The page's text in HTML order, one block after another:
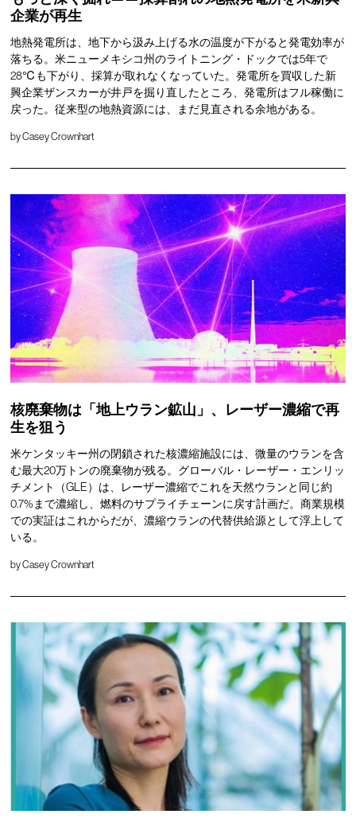
企業が再生
地熱発電所は、地下から汲み上げる水の温度が下がると発電効率が
落ちる。米ニューメキシコ州のライトニング・ドックでは5年で
28℃も下がり、採算が取れなくなっていた。発電所を買収した新
興企業ザンスカーが井戸を掘り直したところ、発電所はフル稼働に
戻った。従来型の地熱資源には、まだ見直される余地がある。
byCasey Crownhart
核廃棄物は「地上ウラン鉱山」、レーザー濃縮で再
生を狙う
米ケンタッキー州の閉鎖された核濃縮施設には、微量のウランを含
む最大20万トンの廃棄物が残る。グローバル・レーザー・エンリッ
チメント（GLE）は、レーザー濃縮でこれを天然ウランと同じ約
0.7%まで濃縮し、燃料のサプライチェーンに戻す計画だ。商業規模
での実証はこれからだが、濃縮ウランの代替供給源として浮上して
いる。
byCasey Crownhart